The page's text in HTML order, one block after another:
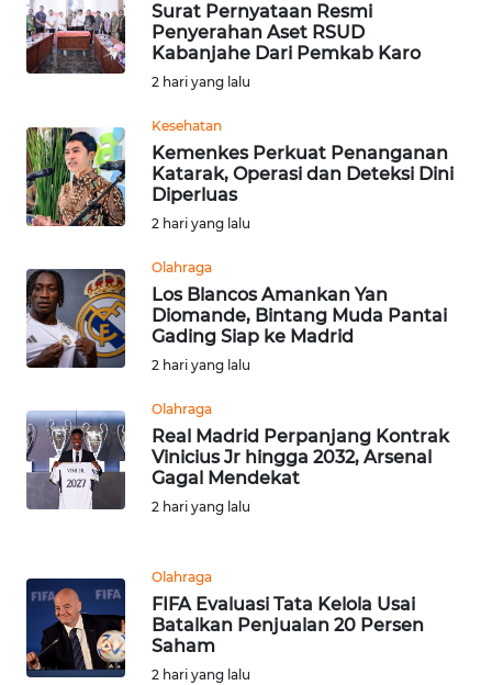
Surat Pernyataan Resmi
Penyerahan Aset RSUD
Kabanjahe Dari Pemkab Karo
2 hari yang lalu
Kesehatan
Kemenkes Perkuat Penanganan
Katarak, Operasi dan Deteksi Dini
Diperluas
2 hari yang lalu
Olahraga
Los Blancos Amankan Yan
Diomande, Bintang Muda Pantai
Gading Siap ke Madrid
2 hari yang lalu
Olahraga
Real Madrid Perpanjang Kontrak
Vinicius Jr hingga 2032, Arsenal
Gagal Mendekat
2 hari yang lalu
Olahraga
FIFA Evaluasi Tata Kelola Usai
Batalkan Penjualan 20 Persen
Saham
2 hari yang lalu
NTB
WN
WN
SULBAR
WN
WN
SUMBAR
SUMSEL
WN
BENGKULU
LAMPUNG
WN
JATENG